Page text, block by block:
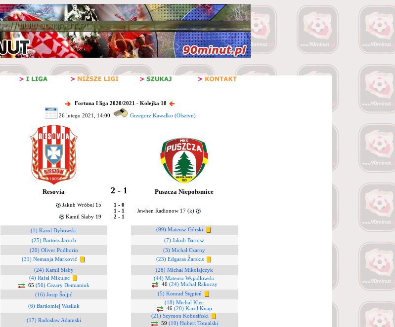
Fortuna I liga 2020/2021 - Kolejka 18
26 lutego 2021, 14:00 Grzegorz Kawałko (Olsztyn)
Resovia 2 - 1 Puszcza Niepołomice
Jakub Wróbel 15
1 - 0
1 - 1
Jewhen Radionow 17 (k)
Kamil Słaby 19
2 - 1
(1) Karol Dybowski
(99) Mateusz Górski
(25) Bartosz Jaroch
(7) Jakub Bartosz
(20) Oliver Podhorin
(3) Michał Czarny
(31) Nemanja Marković
(23) Edgaras Žarskis
(24) Kamil Słaby
(28) Michał Mikołajczyk
(4) Rafał Mikulec
65 (56) Cezary Demianiuk
(44) Mateusz Wyjadłowski
46 (24) Michał Rakoczy
(16) Josip Šoljić
(5) Konrad Stępień
(6) Bartłomiej Wasiluk
(18) Michal Klec
46 (20) Karol Knap
(17) Radosław Adamski
(21) Szymon Kobusiński
59 (10) Hubert Tomalski